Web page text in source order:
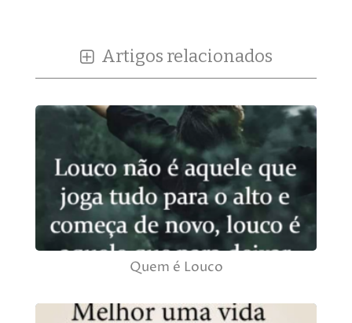
Artigos relacionados
Quem é Louco